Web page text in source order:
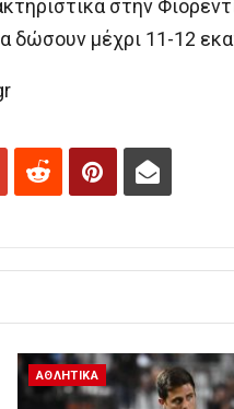
στην
δώσουν μέχρι 11-12
ΑΘΛΗΤΙΚΑ